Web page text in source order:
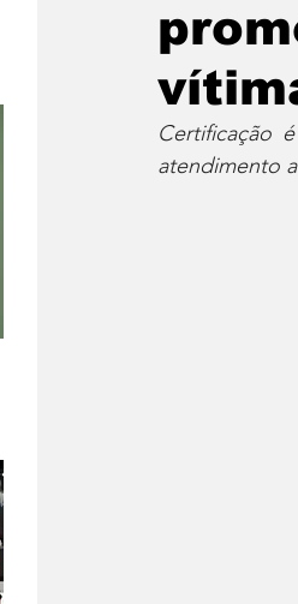
Porto Real
Certificação
atendimento